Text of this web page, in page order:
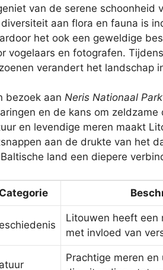
van de serene schoonheid
diversiteit aan flora en fauna is
het ook een geweldige
vogelaars en fotografen.
verandert het landschap
bezoek aan Neris Nationaal Park
en de kans om
en levendige meren maakt
aan de drukte van het
land een diepere
Categorie
Litouwen heeft een
met invloed van
Prachtige meren